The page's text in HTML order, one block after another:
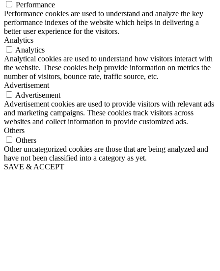
Performance
Performance cookies are used to understand and analyze the key
performance indexes of the website which helps in delivering a
better user experience for the visitors.
Analytics
Analytics
Analytical cookies are used to understand how visitors interact with
the website. These cookies help provide information on metrics the
number of visitors, bounce rate, traffic source, etc.
Advertisement
Advertisement
Advertisement cookies are used to provide visitors with relevant ads
and marketing campaigns. These cookies track visitors across
websites and collect information to provide customized ads.
Others
Others
Other uncategorized cookies are those that are being analyzed and
have not been classified into a category as yet.
SAVE & ACCEPT